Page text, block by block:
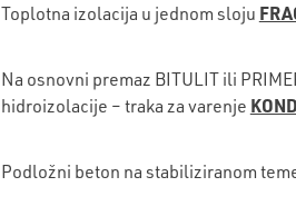
Toplotna izolacija u jednom sloju
Na osnovni premaz BITULIT ili
hidroizolacije – traka za varenje
Podložni beton na stabiliziranom